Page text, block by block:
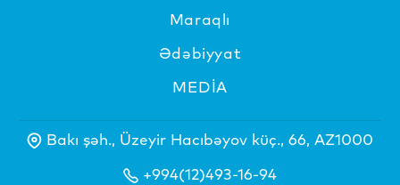
Maraqlı
Ədəbiyyat
MEDİA
Bakı şəh., Üzeyir Hacıbəyov küç., 66, AZ1000
+994(12)493-16-94